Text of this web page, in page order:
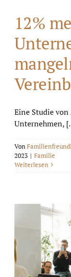
12%
Eine Studie von
Unternehmen,
Von
2023 | Familie
Weiterlesen